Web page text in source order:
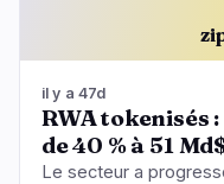
il y a 47d
RWA tokenisés
de 40 % à 51
Le secteur a